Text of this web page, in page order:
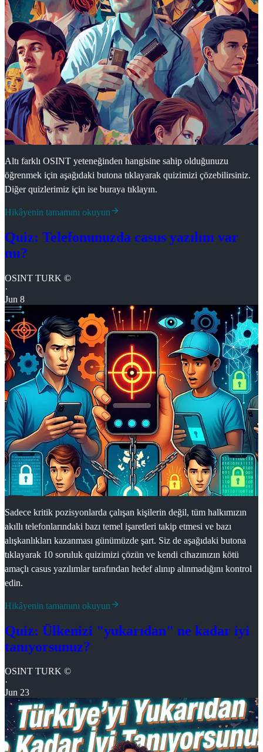
Altı farklı OSINT yeteneğinden hangisine sahip olduğunuzu
öğrenmek için aşağıdaki butona tıklayarak quizimizi çözebilirsiniz.
Diğer quizlerimiz için ise buraya tıklayın.
Hikâyenin tamamını okuyun
Quiz: Telefonunuzda casus yazılım var
mı?
OSINT TURK ©
·
Jun 8
Sadece kritik pozisyonlarda çalışan kişilerin değil, tüm halkımızın
akıllı telefonlarındaki bazı temel işaretleri takip etmesi ve bazı
alışkanlıkları kazanması günümüzde şart. Siz de aşağıdaki butona
tıklayarak 10 soruluk quizimizi çözün ve kendi cihazınızın kötü
amaçlı casus yazılımlar tarafından hedef alınıp alınmadığını kontrol
edin.
Hikâyenin tamamını okuyun
Quiz: Ülkenizi "yukarıdan" ne kadar iyi
tanıyorsunuz?
OSINT TURK ©
·
Jun 23